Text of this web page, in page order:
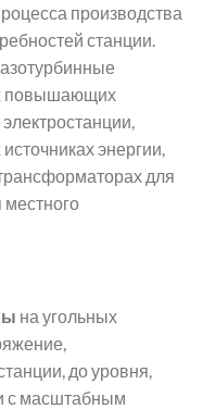
производства
станции.
повышающих
энергии,
для
местного
на угольных
до уровня,
с масштабным